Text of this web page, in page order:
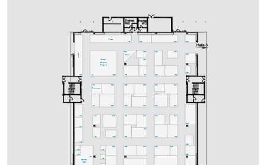
A12
B24
Bistro
A01
GREEN
AREA
A25
Bistro
A07
A11
C11
A13
C17
C10
D21
C18
D14
C07
C19
B12
C13
B16
D11
B22
D17
C29
D07
B11
B15
B19
D06
D13
B18
A15
D22
D25
D29
A18
D19
D24
D18
B08
A20
Fachpresse
C21
C20
C25
C12
A21 B21
Bavaria
Bistro
Delights
B14
D08
C22
B13
A30
Bistro
C08
C23
A14
C24
B05
A08
A10
A05